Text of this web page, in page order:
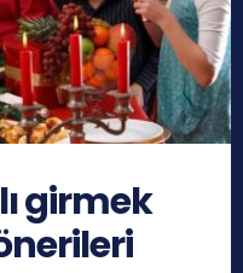
girmek